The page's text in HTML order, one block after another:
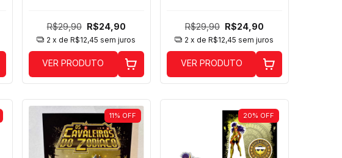
R$29,90 R$24,90
2 x deR$12,45 sem juros
VER PRODUTO
R$29,90 R$24,90
2 x deR$12,45 sem juros
VER PRODUTO
11% OFF 20% OFF